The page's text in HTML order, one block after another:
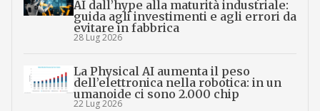
AI dall’hype alla maturità industriale:
guida agli investimenti e agli errori da
evitare in fabbrica
28 Lug 2026
La Physical AI aumenta il peso
dell’elettronica nella robotica: in un
umanoide ci sono 2.000 chip
22 Lug 2026